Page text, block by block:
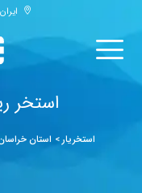
استخر
استخریار> استان